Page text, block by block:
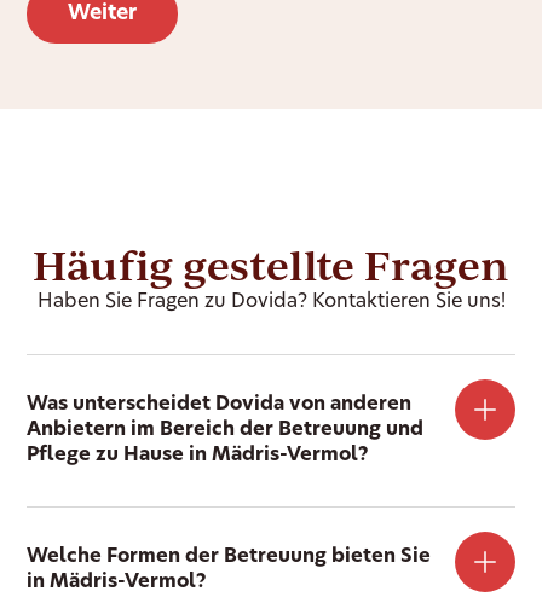
Häufig gestellte Fragen
Haben Sie Fragen zu Dovida? Kontaktieren Sie uns!
Was unterscheidet Dovida von anderen
Anbietern im Bereich der Betreuung und
Pflege zu Hause in Mädris-Vermol?
Welche Formen der Betreuung bieten Sie
in Mädris-Vermol?